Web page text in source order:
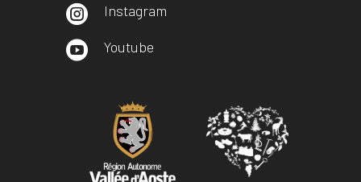
 Instagram
 Youtube